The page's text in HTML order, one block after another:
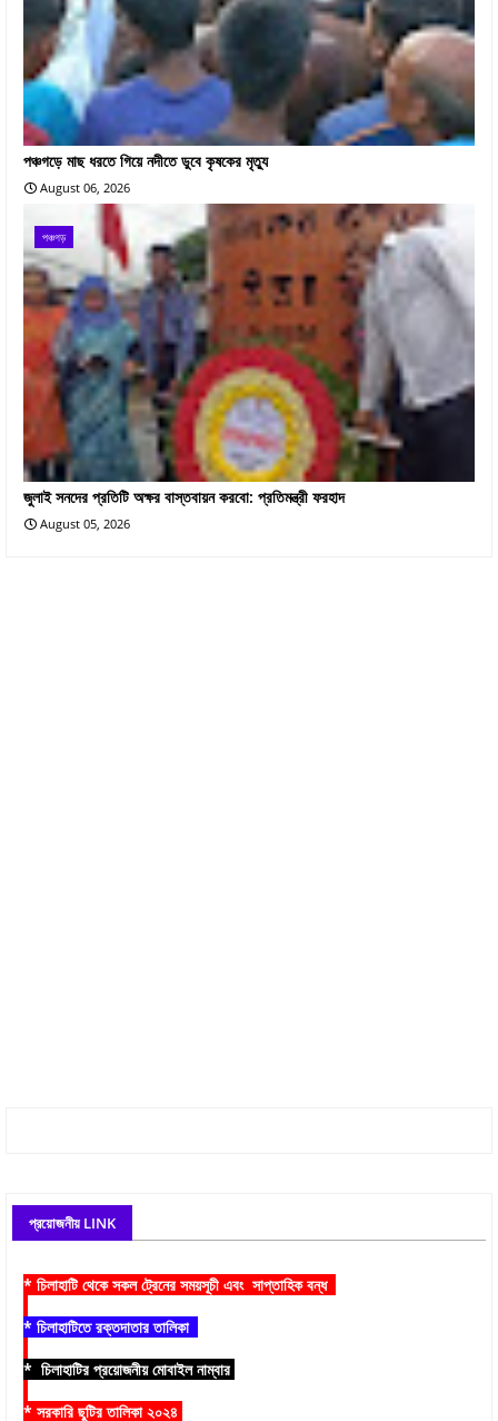
পঞ্চগড়ে মাছ ধরতে গিয়ে নদীতে ডুবে কৃষকের মৃত্যু
August 06, 2026
পঞ্চগড়
জুলাই সনদের প্রতিটি অক্ষর বাস্তবায়ন করবো: প্রতিমন্ত্রী ফরহাদ
August 05, 2026
প্রয়োজনীয় LINK
* চিলাহাটি থেকে সকল ট্রেনের সময়সূচী এবং সাপ্তাহিক বন্ধ
* চিলাহাটিতে রক্তদাতার তালিকা
* চিলাহাটির প্রয়োজনীয় মোবাইল নাম্বার
* সরকারি ছুটির তালিকা ২০২৪